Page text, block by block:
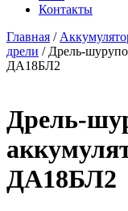
Контакты
Главная /
дрели / Дрель-
ДА18БЛ2
Дрель-
ДА18БЛ2